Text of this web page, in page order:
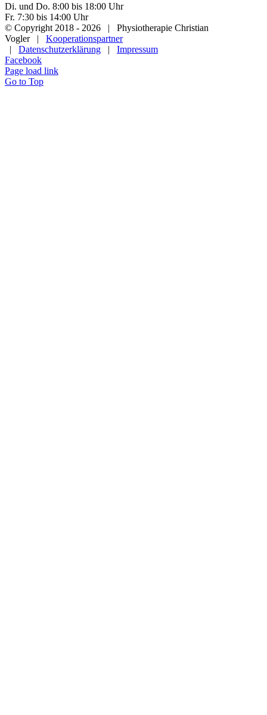
Di. und Do. 8:00 bis 18:00 Uhr
Fr. 7:30 bis 14:00 Uhr
© Copyright 2018 - 2026 | Physiotherapie Christian
Vogler | Kooperationspartner
| Datenschutzerklärung | Impressum
Facebook
Page load link
Go to Top